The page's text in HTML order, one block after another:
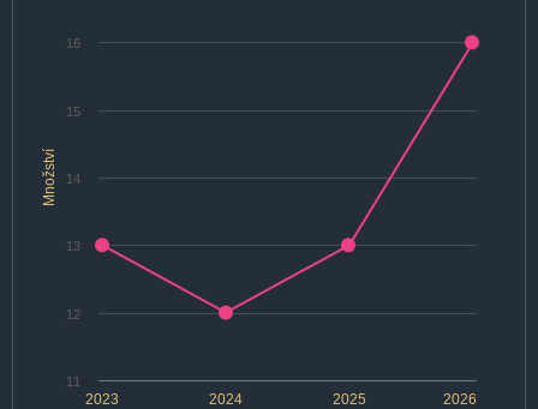
Množství
2024 2026
2023 2025
11
12
13
14
15
16